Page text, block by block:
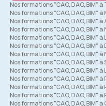
Nos formations "CAO, DAO, BIM" à
Nos formations "CAO, DAO, BIM"
Nos formations "CAO, DAO, BIM"
Nos formations "CAO, DAO, BIM" à
Nos formations "CAO, DAO, BIM" à
Nos formations "CAO, DAO, BIM" à
Nos formations "CAO, DAO, BIM" à
Nos formations "CAO, DAO, BIM"
Nos formations "CAO, DAO, BIM" à
Nos formations "CAO, DAO, BIM" à
Nos formations "CAO, DAO, BIM" à
Nos formations "CAO, DAO, BIM" à
Nos formations "CAO, DAO, BIM" à